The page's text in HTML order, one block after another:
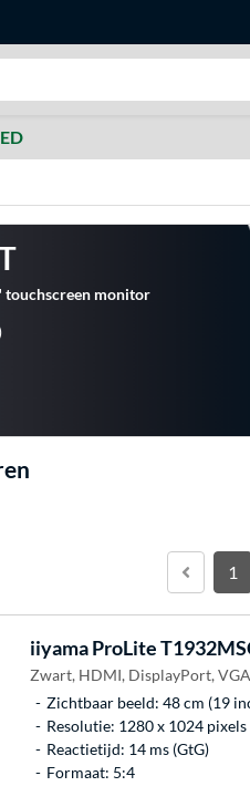
touchscreen monitor
1
iiyamaProLite
Zwart, HDMI, DisplayPort, VGA
Zichtbaar beeld: 48 cm (19
Resolutie: 1280 x 1024 pixels
Reactietijd: 14 ms (GtG)
Formaat: 5:4